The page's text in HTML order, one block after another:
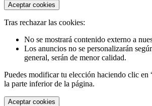
Aceptar cookies
Tras rechazar las cookies:
No se mostrará contenido externo a
Los anuncios no se personalizarán
general, serán de menor calidad.
Puedes modificar tu elección haciendo clic en
la parte inferior de la página.
Aceptar cookies